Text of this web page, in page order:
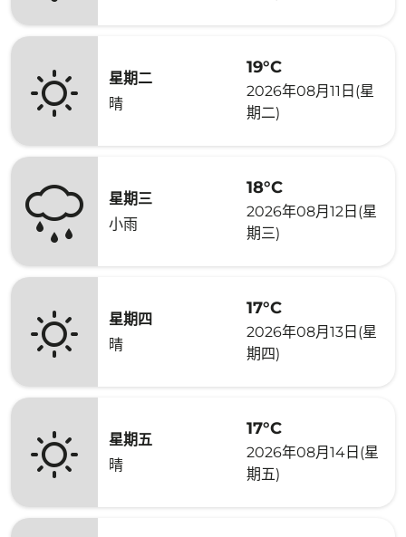
星期二
晴
19°C
2026年08月11日(星
期二)
星期三
小雨
18°C
2026年08月12日(星
期三)
星期四
晴
17°C
2026年08月13日(星
期四)
星期五
晴
17°C
2026年08月14日(星
期五)